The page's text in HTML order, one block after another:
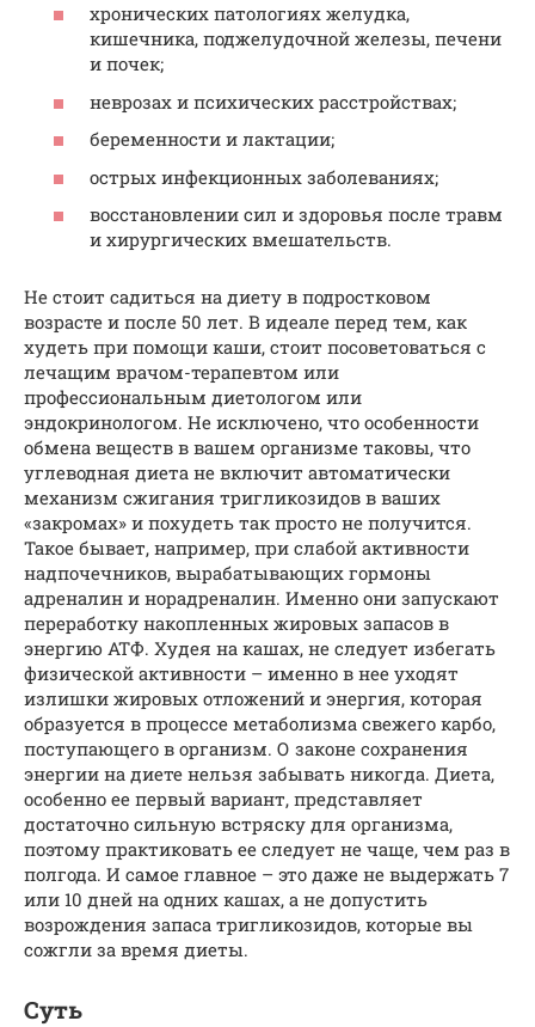
хронических патологиях желудка,
кишечника, поджелудочной железы, печени
и почек;
неврозах и психических расстройствах;
беременности и лактации;
острых инфекционных заболеваниях;
восстановлении сил и здоровья после травм
и хирургических вмешательств.
Не стоит садиться на диету в подростковом
возрасте и после 50 лет. В идеале перед тем, как
худеть при помощи каши, стоит посоветоваться с
лечащим врачом-терапевтом или
профессиональным диетологом или
эндокринологом. Не исключено, что особенности
обмена веществ в вашем организме таковы, что
углеводная диета не включит автоматически
механизм сжигания тригликозидов в ваших
«закромах» и похудеть так просто не получится.
Такое бывает, например, при слабой активности
надпочечников, вырабатывающих гормоны
адреналин и норадреналин. Именно они запускают
переработку накопленных жировых запасов в
энергию АТФ. Худея на кашах, не следует избегать
физической активности – именно в нее уходят
излишки жировых отложений и энергия, которая
образуется в процессе метаболизма свежего карбо,
поступающего в организм. О законе сохранения
энергии на диете нельзя забывать никогда. Диета,
особенно ее первый вариант, представляет
достаточно сильную встряску для организма,
поэтому практиковать ее следует не чаще, чем раз в
полгода. И самое главное – это даже не выдержать 7
или 10 дней на одних кашах, а не допустить
возрождения запаса тригликозидов, которые вы
сожгли за время диеты.
Суть